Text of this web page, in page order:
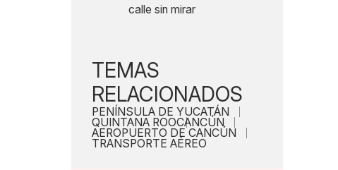
calle sin mirar
TEMAS
RELACIONADOS
PENÍNSULA DE YUCATÁN
QUINTANA ROOCANCÚN
AEROPUERTO DE CANCÚN
TRANSPORTE AÉREO